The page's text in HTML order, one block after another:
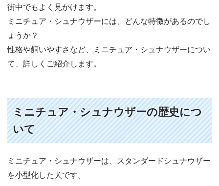
街中でもよく見かけます。
ミニチュア・シュナウザーには、どんな特徴があるのでし
ょうか？
性格や飼いやすさなど、ミニチュア・シュナウザーについ
て、詳しくご紹介します。
ミニチュア・シュナウザーの歴史につ
いて
ミニチュア・シュナウザーは、スタンダードシュナウザー
を小型化した犬です。